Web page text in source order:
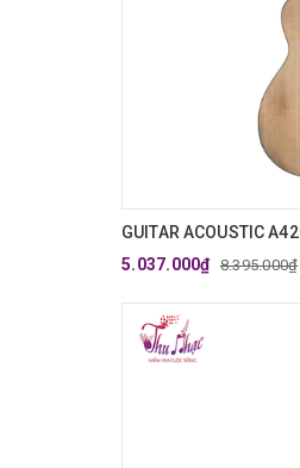
GUITAR ACOUSTIC
5.037.000₫ 8.395.000₫